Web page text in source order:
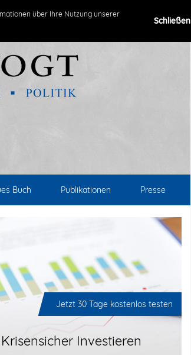
über Ihre Nutzung unserer
Schließen
Buch Publikationen Presse
Jetzt 30 Tage kostenlos testen
Krisensicher Investieren